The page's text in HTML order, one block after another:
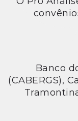
Banco
(CABERGS),